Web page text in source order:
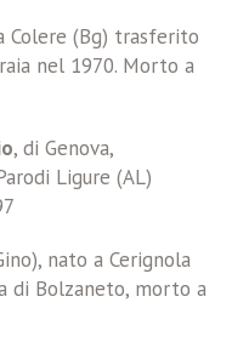
Colere (Bg) trasferito
nel 1970. Morto a
, di Genova,
Ligure (AL)
nato a Cerignola
di Bolzaneto, morto a